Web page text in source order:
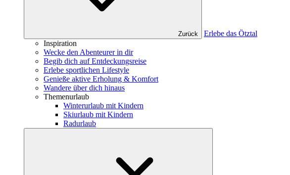
Zurück
Erlebe das Ötztal
Inspiration
Wecke den Abenteurer in dir
Begib dich auf Entdeckungsreise
Erlebe sportlichen Lifestyle
Genieße aktive Erholung & Komfort
Wandere über dich hinaus
Themenurlaub
Winterurlaub mit Kindern
Skiurlaub mit Kindern
Radurlaub